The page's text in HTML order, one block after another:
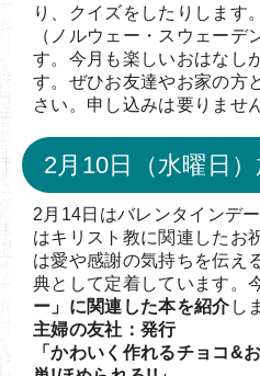
り、クイズをしたりします
（ノルウェー・スウェーデ
す。今月も楽しいおはなし
す。ぜひお友達やお家の方
さい。申し込みは要りませ
2月10日（水曜日
2月14日はバレンタインデ
はキリスト教に関連したお
は愛や感謝の気持ちを伝え
典として定着しています。
ー」に関連した本を紹介し
主婦の友社：発行
「かわいく作れるチョコ&